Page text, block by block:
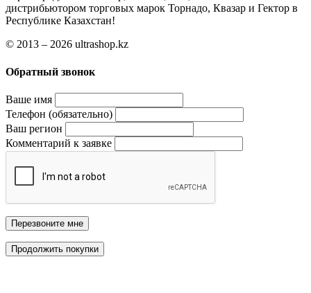
дистрибьютором торговых марок Торнадо, Квазар и Гектор в
Республике Казахстан!
© 2013 – 2026 ultrashop.kz
Обратный звонок
Ваше имя
Телефон (обязательно)
Ваш регион
Комментарий к заявке
Перезвоните мне
Продолжить покупки